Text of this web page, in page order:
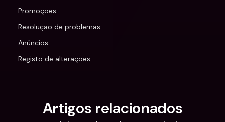
Promoções
Resolução de problemas
Anúncios
Registo de alterações
Artigos relacionados